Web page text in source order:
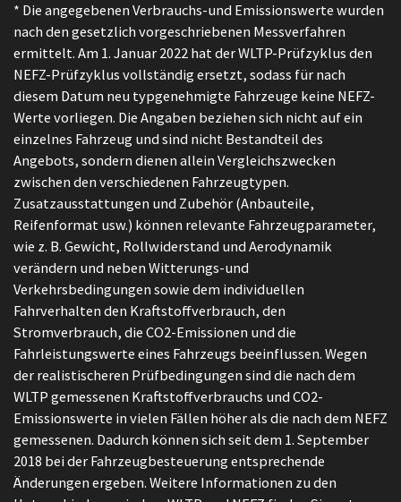
* Die angegebenen Verbrauchs-und Emissionswerte wurden
nach den gesetzlich vorgeschriebenen Messverfahren
ermittelt. Am 1. Januar 2022 hat der WLTP-Prüfzyklus den
NEFZ-Prüfzyklus vollständig ersetzt, sodass für nach
diesem Datum neu typgenehmigte Fahrzeuge keine NEFZ-
Werte vorliegen. Die Angaben beziehen sich nicht auf ein
einzelnes Fahrzeug und sind nicht Bestandteil des
Angebots, sondern dienen allein Vergleichszwecken
zwischen den verschiedenen Fahrzeugtypen.
Zusatzausstattungen und Zubehör (Anbauteile,
Reifenformat usw.) können relevante Fahrzeugparameter,
wie z. B. Gewicht, Rollwiderstand und Aerodynamik
verändern und neben Witterungs-und
Verkehrsbedingungen sowie dem individuellen
Fahrverhalten den Kraftstoffverbrauch, den
Stromverbrauch, die CO2-Emissionen und die
Fahrleistungswerte eines Fahrzeugs beeinflussen. Wegen
der realistischeren Prüfbedingungen sind die nach dem
WLTP gemessenen Kraftstoffverbrauchs und CO2-
Emissionswerte in vielen Fällen höher als die nach dem NEFZ
gemessenen. Dadurch können sich seit dem 1. September
2018 bei der Fahrzeugbesteuerung entsprechende
Änderungen ergeben. Weitere Informationen zu den